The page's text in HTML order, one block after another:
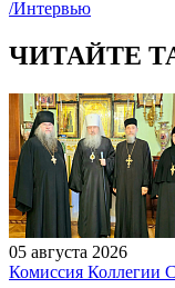
/Интервью
ЧИТАЙТЕ
05 августа 2026
Комиссия